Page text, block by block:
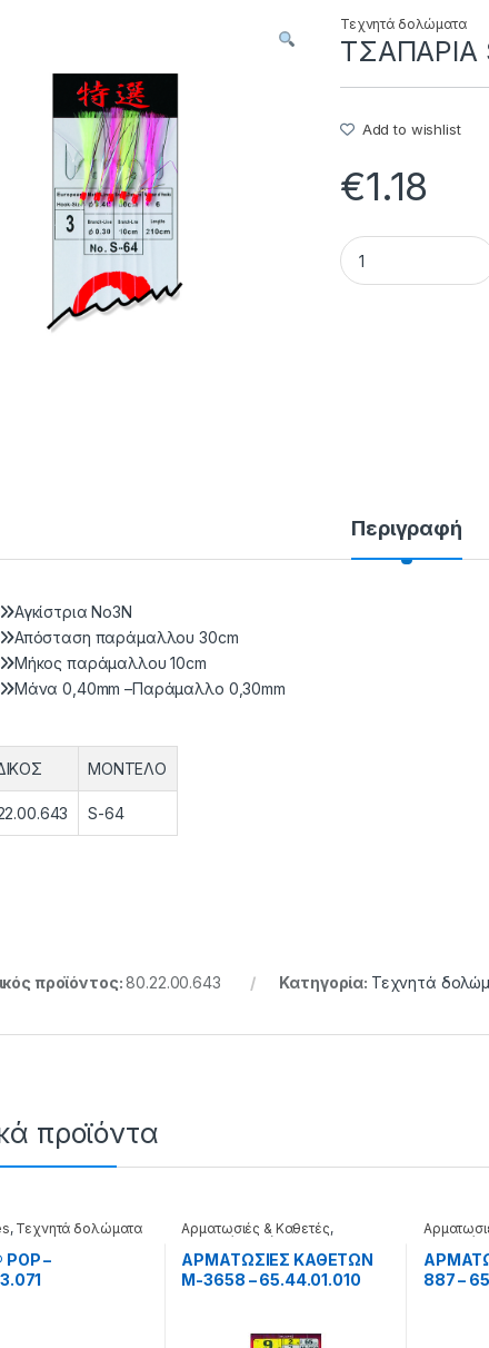
Τεχνητά δολώματα
ΤΣΑΠΑΡΙΑ
Add to wishlist
€1.18
ΤΣΑΠΑΡΙΑ S-64 -
Περιγραφή
Αγκίστρια Νο3N
Απόσταση παράμαλλου 30cm
Μήκος παράμαλλου 10cm
Μάνα 0,40mm –Παράμαλλο 0,30mm
ΜΟΝΤΕΛΟ
S-64
προϊόντος:80.22.00.643 Κατηγορία: Τεχνητά
προϊόντα
, Τεχνητά δολώματα
–
Αρματωσιές & Καθετές,
Τεχνητά δολώματα
ΑΡΜΑΤΩΣΙΕΣ ΚΑΘΕΤΩΝ
M-3658 – 65.44.01.010
Τεχνητά
887 –